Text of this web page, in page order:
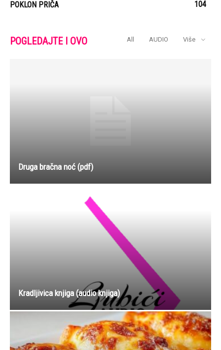
POKLON PRIČA 104
POGLEDAJTE I OVO All AUDIO Više
Druga bračna noć (pdf)
Kradljivica knjiga (audio knjiga)